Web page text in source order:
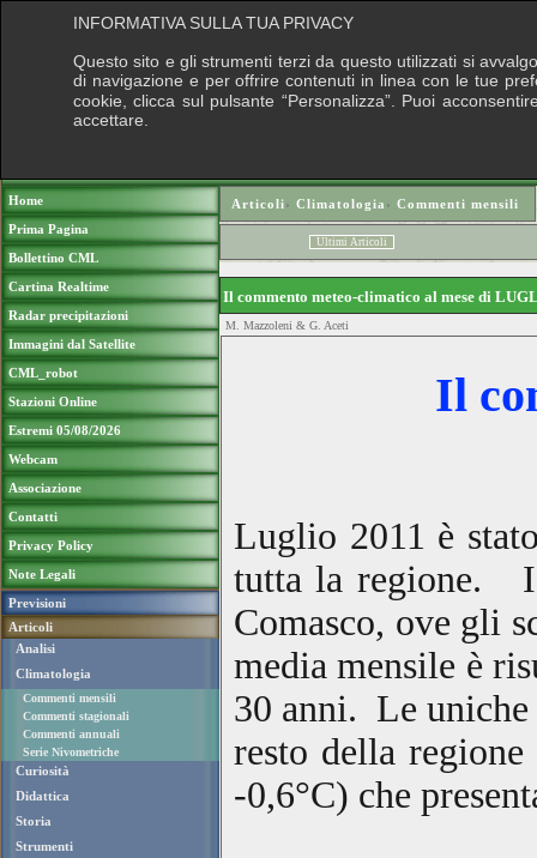
Home
Prima Pagina
Bollettino CML
Cartina Realtime
Radar precipitazioni
Immagini dal Satellite
CML_robot
Stazioni Online
Estremi 05/08/2026
Webcam
Associazione
Contatti
Privacy Policy
Note Legali
Previsioni
Articoli
Analisi
Climatologia
Commenti mensili
Commenti stagionali
Commenti annuali
Serie Nivometriche
Curiosità
Didattica
Storia
Strumenti
Articoli› Climatologia › Commenti mensili
Ultimi Articoli
Il commento meteo-climatico al mese di
M. Mazzoleni & G. Aceti
Il
Luglio 2011 è
tutta la regione.
Comasco, ove gli
media mensile è
30 anni. Le
resto della
-0,6°C) che
INFORMATIVA SULLA TUA PRIVACY
Questo sito e gli strumenti terzi da questo utilizzati si
di navigazione e per offrire contenuti in linea con le tue
cookie, clicca sul pulsante “Personalizza”. Puoi
accettare.